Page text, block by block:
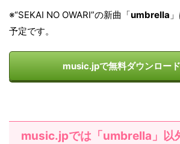
※“SEKAI NO OWARI”の新曲「umbrella
予定です。
music.jpで無料ダウンロー
music.jpでは「umbrella」以